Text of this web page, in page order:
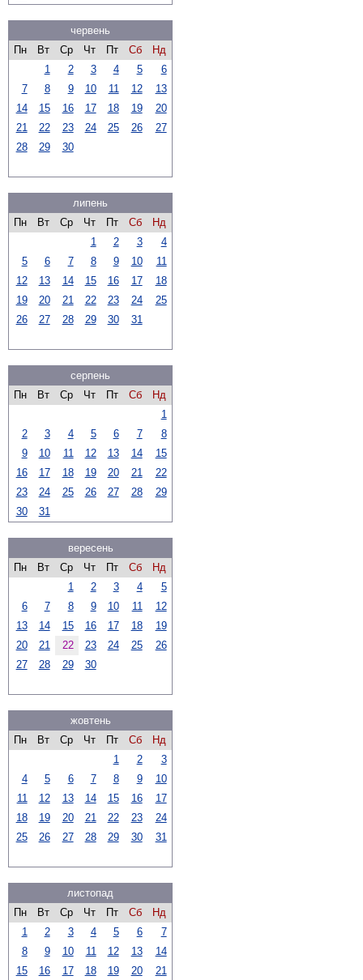
червень
Пн
Вт Ср Чт Пт Сб
Нд
1
2 3 4 5
6
7
8 9 10 11 12
13
14
15 16 17 18 19
20
21
22 23 24 25 26
27
28
29 30
липень
Пн
Вт Ср Чт Пт Сб
Нд
1
2 3
4
5
6 7 8 9 10
11
12
13 14 15 16 17
18
19
20 21 22 23 24
25
26
27 28 29 30 31
серпень
Пн
Вт Ср Чт Пт Сб
Нд
1
2
3 4 5 6 7
8
9
10 11 12 13 14
15
16
17 18 19 20 21
22
23
24 25 26 27 28
29
30
31
вересень
Пн
Вт Ср Чт Пт Сб
Нд
1
2 3 4
5
6
7 8 9 10 11
12
13
14 15 16 17 18
19
20
21 22 23 24 25
26
27
28 29 30
жовтень
Пн
Вт Ср Чт Пт Сб
Нд
1
2
3
4
5 6 7 8 9
10
11
12 13 14 15 16
17
18
19 20 21 22 23
24
25
26 27 28 29 30 31
листопад
Пн
Вт Ср Чт Пт Сб
Нд
1
2 3 4 5 6
7
8
9 10 11 12 13
14
15
16 17 18 19 20 21